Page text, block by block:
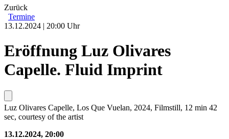
Zurück
Termine
13.12.2024 | 20:00 Uhr
Eröffnung Luz Olivares
Capelle. Fluid Imprint
Luz Olivares Capelle, Los Que Vuelan, 2024, Filmstill, 12 min 42
sec, courtesy of the artist
13.12.2024, 20:00